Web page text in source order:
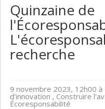
Quinzaine de
recherche
9 novembre 2023, 12h00 à
d'innovation , Construire
Écoresponsabilité